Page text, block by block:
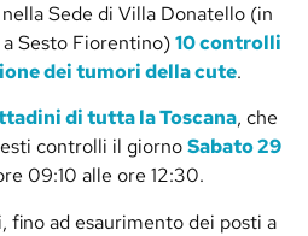
Sede di Villa Donatello (in
Sesto Fiorentino)10 controlli
dei tumori della cute.
di tutta la Toscana, che
controlli il giornoSabato 29
09:10 alle ore 12:30.
fino ad esaurimento dei posti a